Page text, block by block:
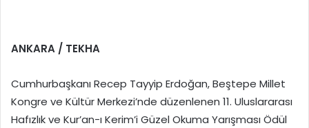
ANKARA / TEKHA
Cumhurbaşkanı Recep Tayyip Erdoğan, Beştepe Millet
Kongre ve Kültür Merkezi’nde düzenlenen 11. Uluslararası
Hafızlık ve Kur’an-ı Kerim’i Güzel Okuma Yarışması Ödül